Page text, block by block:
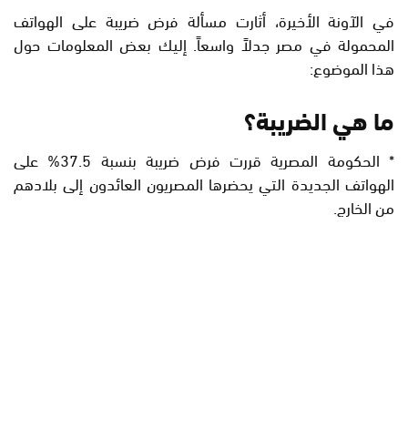
في الآونة الأخيرة، أثارت مسألة فرض ضريبة على الهواتف
المحمولة في مصر جدلاً واسعاً. إليك بعض المعلومات حول
هذا الموضوع:
ما هي الضريبة؟
* الحكومة المصرية قررت فرض ضريبة بنسبة 37.5% على
الهواتف الجديدة التي يحضرها المصريون العائدون إلى بلادهم
من الخارج.